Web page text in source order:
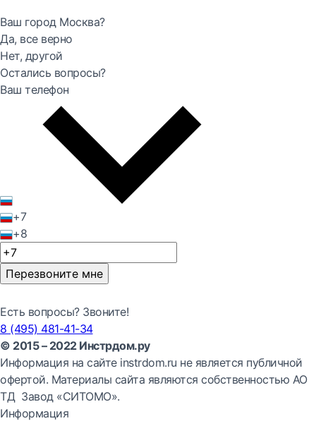
Ваш город Москва?
Да, все верно
Нет, другой
Остались вопросы?
Ваш телефон
+7
+8
Перезвоните мне
Есть вопросы? Звоните!
8 (495) 481-41-34
© 2015 – 2022 Инстрдом.ру
Информация на сайте instrdom.ru не является публичной
офертой. Материалы сайта являются собственностью АО
ТД Завод «СИТОМО».
Информация